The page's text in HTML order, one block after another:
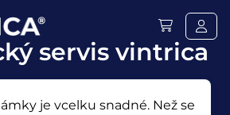
servis vintrica
je vcelku snadné. Než se